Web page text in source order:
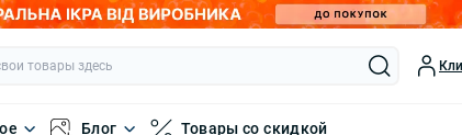
Блог Товары со скидкой